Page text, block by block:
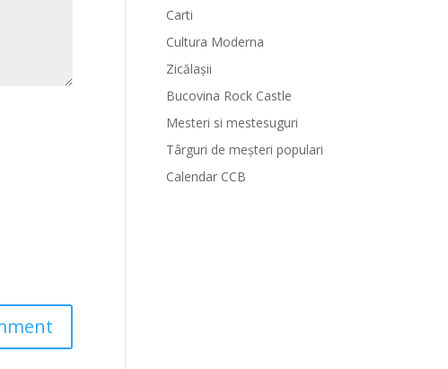
Carti
Cultura Moderna
Zicălașii
Bucovina Rock Castle
Mesteri si mestesuguri
Târguri de meșteri populari
Calendar CCB